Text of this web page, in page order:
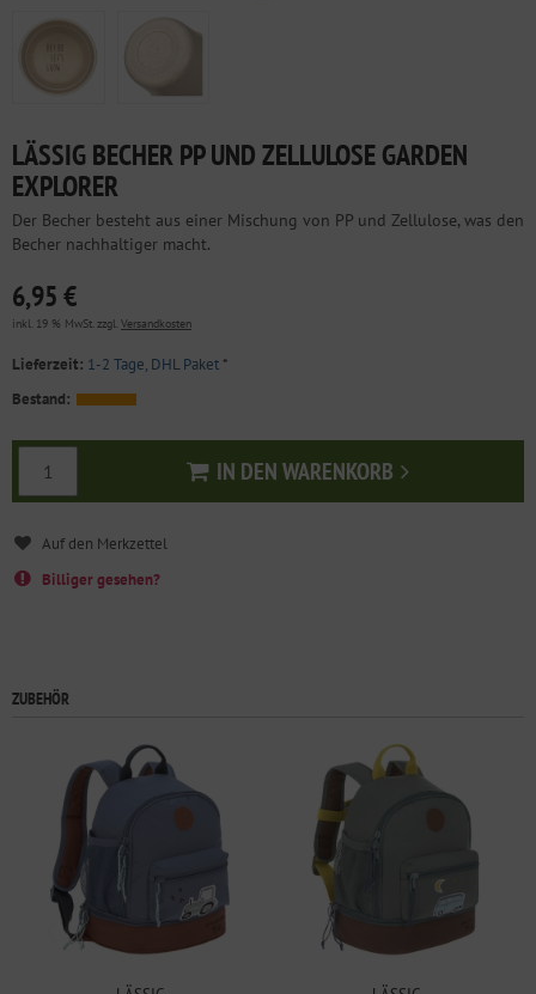
LÄSSIG BECHER PP UND ZELLULOSE GARDEN
EXPLORER
Der Becher besteht aus einer Mischung von PP und Zellulose, was den
Becher nachhaltiger macht.
6,95 €
inkl. 19 % MwSt. zzgl. Versandkosten
Lieferzeit: 1-2 Tage, DHL Paket*
Bestand:
IN DEN WARENKORB
In den Warenkorb
Billiger gesehen?
ZUBEHÖR